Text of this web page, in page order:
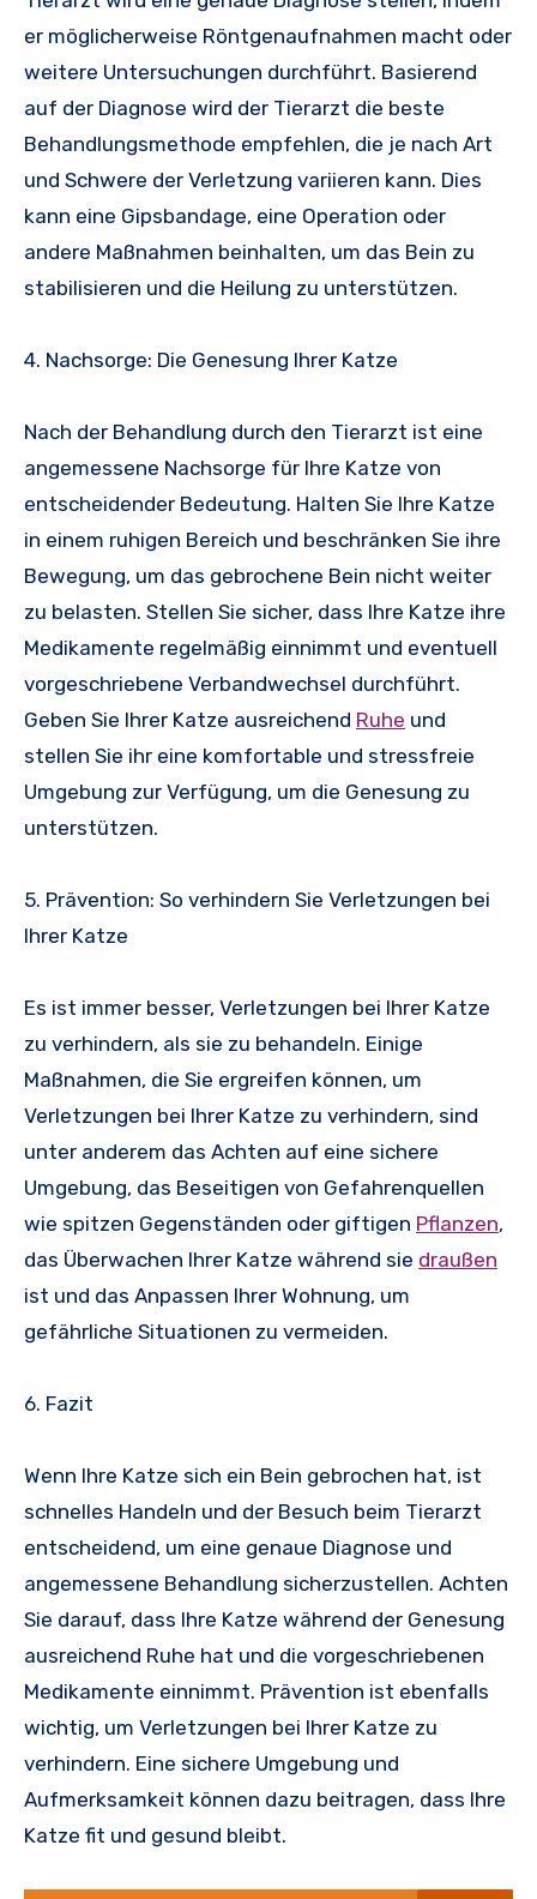
er möglicherweise Röntgenaufnahmen macht oder
weitere Untersuchungen durchführt. Basierend
auf der Diagnose wird der Tierarzt die beste
Behandlungsmethode empfehlen, die je nach Art
und Schwere der Verletzung variieren kann. Dies
kann eine Gipsbandage, eine Operation oder
andere Maßnahmen beinhalten, um das Bein zu
stabilisieren und die Heilung zu unterstützen.
4. Nachsorge: Die Genesung Ihrer Katze
Nach der Behandlung durch den Tierarzt ist eine
angemessene Nachsorge für Ihre Katze von
entscheidender Bedeutung. Halten Sie Ihre Katze
in einem ruhigen Bereich und beschränken Sie ihre
Bewegung, um das gebrochene Bein nicht weiter
zu belasten. Stellen Sie sicher, dass Ihre Katze ihre
Medikamente regelmäßig einnimmt und eventuell
vorgeschriebene Verbandwechsel durchführt.
Geben Sie Ihrer Katze ausreichend Ruhe und
stellen Sie ihr eine komfortable und stressfreie
Umgebung zur Verfügung, um die Genesung zu
unterstützen.
5. Prävention: So verhindern Sie Verletzungen bei
Ihrer Katze
Es ist immer besser, Verletzungen bei Ihrer Katze
zu verhindern, als sie zu behandeln. Einige
Maßnahmen, die Sie ergreifen können, um
Verletzungen bei Ihrer Katze zu verhindern, sind
unter anderem das Achten auf eine sichere
Umgebung, das Beseitigen von Gefahrenquellen
wie spitzen Gegenständen oder giftigen Pflanzen,
das Überwachen Ihrer Katze während sie draußen
ist und das Anpassen Ihrer Wohnung, um
gefährliche Situationen zu vermeiden.
6. Fazit
Wenn Ihre Katze sich ein Bein gebrochen hat, ist
schnelles Handeln und der Besuch beim Tierarzt
entscheidend, um eine genaue Diagnose und
angemessene Behandlung sicherzustellen. Achten
Sie darauf, dass Ihre Katze während der Genesung
ausreichend Ruhe hat und die vorgeschriebenen
Medikamente einnimmt. Prävention ist ebenfalls
wichtig, um Verletzungen bei Ihrer Katze zu
verhindern. Eine sichere Umgebung und
Aufmerksamkeit können dazu beitragen, dass Ihre
Katze fit und gesund bleibt.